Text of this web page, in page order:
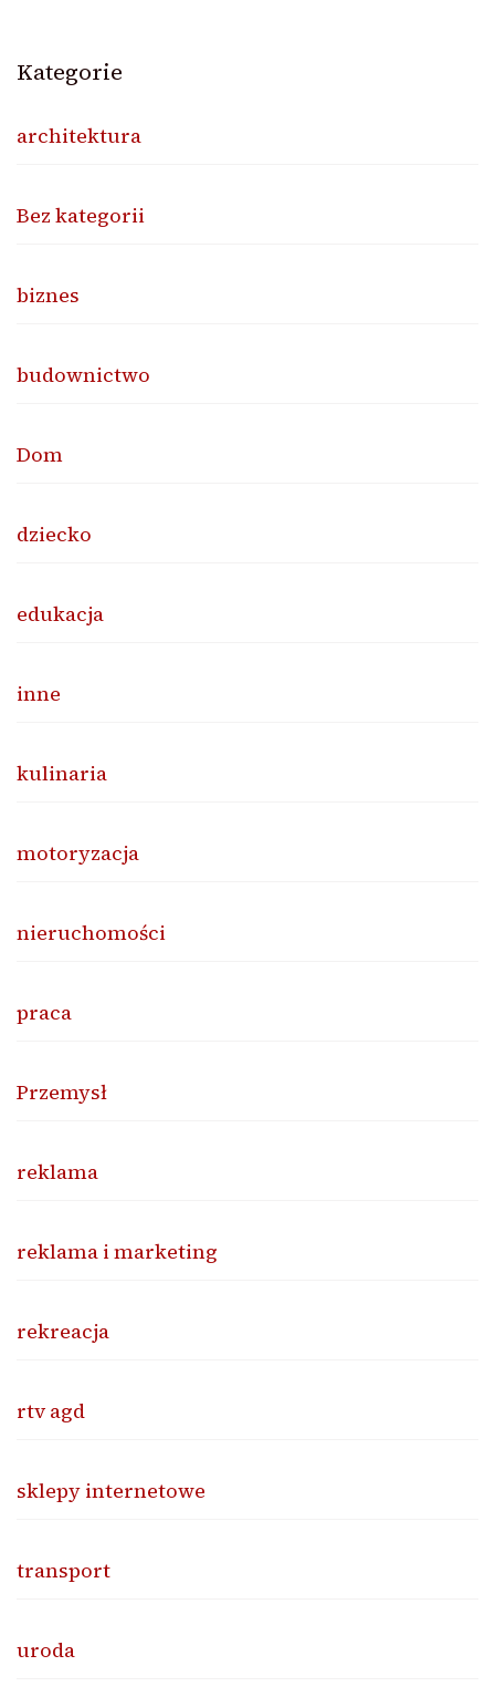
Kategorie
architektura
Bez kategorii
biznes
budownictwo
Dom
dziecko
edukacja
inne
kulinaria
motoryzacja
nieruchomości
praca
Przemysł
reklama
reklama i marketing
rekreacja
rtv agd
sklepy internetowe
transport
uroda